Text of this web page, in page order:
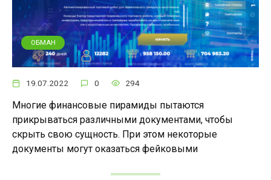
ОБМАН
19.07.2022 0 294
Многие финансовые пирамиды пытаются
прикрываться различными документами, чтобы
скрыть свою сущность. При этом некоторые
документы могут оказаться фейковыми